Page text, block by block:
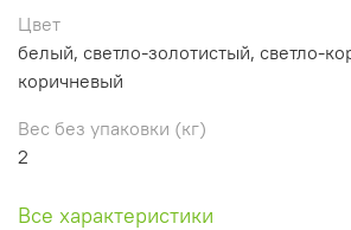
Цвет
белый, светло-золотистый, светло-
коричневый
Вес без упаковки (кг)
2
Все характеристики